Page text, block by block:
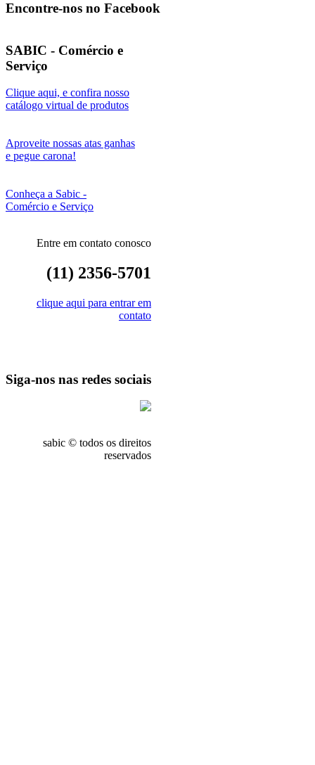
Encontre-nos no Facebook
SABIC - Comércio e
Serviço
Clique aqui, e confira nosso
catálogo virtual de produtos
Aproveite nossas atas ganhas
e pegue carona!
Conheça a Sabic -
Comércio e Serviço
Entre em contato conosco
(11) 2356-5701
clique aqui para entrar em
contato
Siga-nos nas redes sociais
sabic © todos os direitos
reservados